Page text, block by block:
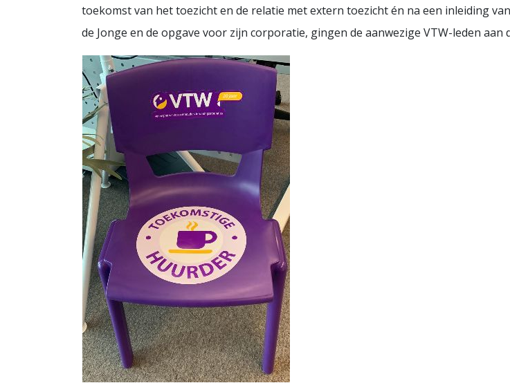
toekomst van het toezicht en de relatie met extern toezicht én na een inleiding
de Jonge en de opgave voor zijn corporatie, gingen de aanwezige VTW-leden